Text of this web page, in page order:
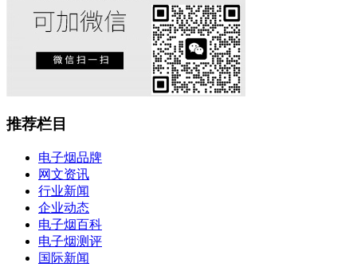
推荐栏目
电子烟品牌
网文资讯
行业新闻
企业动态
电子烟百科
电子烟测评
国际新闻